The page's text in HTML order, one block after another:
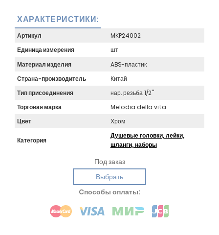
ХАРАКТЕРИСТИКИ:
Артикул
MKP24002
Единица измерения
шт
Материал изделия
ABS-пластик
Страна-производитель
Китай
Тип присоединения
нар. резьба 1/2''
Торговая марка
Melodia della vita
Цвет
Хром
Категория
Душевые головки, лейки,
шланги, наборы
Под заказ
Выбрать
Cпособы оплаты: